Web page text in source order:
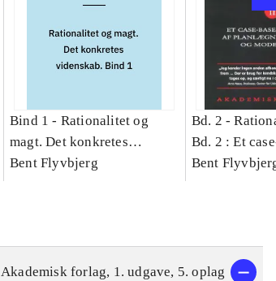
Bind 1 - Rationalitet og
magt. Det konkretes
videnskab. Bind 1
Bent Flyvbjerg
Bd. 2 -
Bd. 2 : Et
studie af
Bent
Akademisk forlag, 1. udgave, 5. oplag